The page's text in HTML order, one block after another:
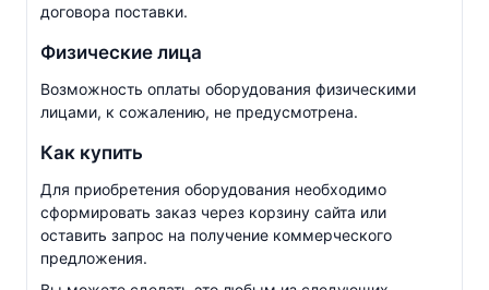
договора поставки.
Физические лица
Возможность оплаты оборудования физическими
лицами, к сожалению, не предусмотрена.
Как купить
Для приобретения оборудования необходимо
сформировать заказ через корзину сайта или
оставить запрос на получение коммерческого
предложения.